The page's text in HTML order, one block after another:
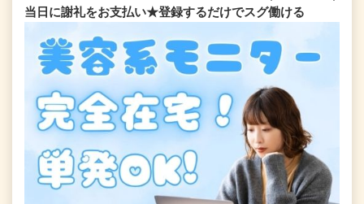
当日に謝礼をお支払い★登録するだけでスグ働ける